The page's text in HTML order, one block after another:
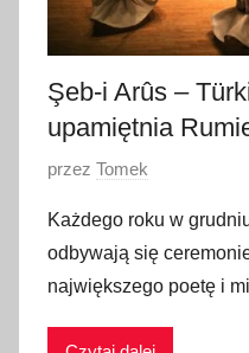
2
2
Şeb-i Arûs –
upamiętnia
O
u
b
l
i
przez Tomek
Każdego roku w
odbywają się
największego poetę i